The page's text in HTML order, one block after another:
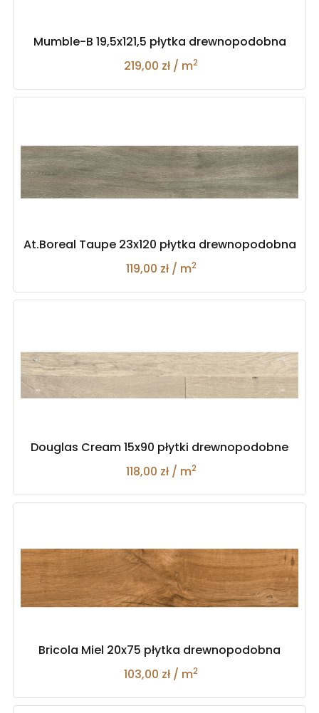
Mumble-B 19,5x121,5 płytka drewnopodobna
219,00 zł / m2
At.Boreal Taupe 23x120 płytka drewnopodobna
119,00 zł / m2
Douglas Cream 15x90 płytki drewnopodobne
118,00 zł / m2
Bricola Miel 20x75 płytka drewnopodobna
103,00 zł / m2